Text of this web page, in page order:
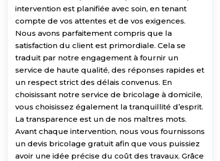
intervention est planifiée avec soin, en tenant
compte de vos attentes et de vos exigences.
Nous avons parfaitement compris que la
satisfaction du client est primordiale. Cela se
traduit par notre engagement à fournir un
service de haute qualité, des réponses rapides et
un respect strict des délais convenus. En
choisissant notre service de bricolage à domicile,
vous choisissez également la tranquillité d’esprit.
La transparence est un de nos maîtres mots.
Avant chaque intervention, nous vous fournissons
un devis bricolage gratuit afin que vous puissiez
avoir une idée précise du coût des travaux. Grâce